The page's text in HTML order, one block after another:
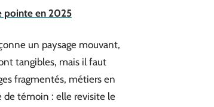
pointe en 2025
un paysage mouvant,
tangibles, mais il faut
fragmentés, métiers en
de témoin : elle revisite le